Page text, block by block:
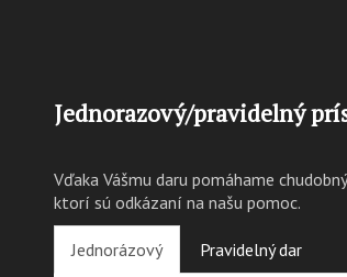
Jednorazový/pravidelný
Vďaka Vášmu daru pomáhame
ktorí sú odkázaní na našu pomoc.
Jednorázový Pravidelný dar